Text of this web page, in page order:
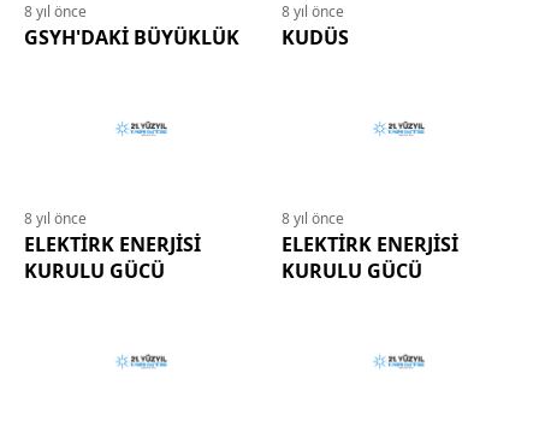
8 yıl önce
GSYH'DAKİ BÜYÜKLÜK
8 yıl önce
KUDÜS
8 yıl önce
ELEKTİRK ENERJİSİ
KURULU GÜCÜ
8 yıl önce
ELEKTİRK ENERJİSİ
KURULU GÜCÜ